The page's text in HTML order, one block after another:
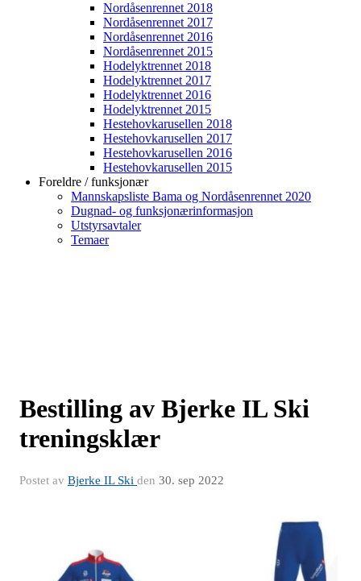
Nordåsenrennet 2018
Nordåsenrennet 2017
Nordåsenrennet 2016
Nordåsenrennet 2015
Hodelyktrennet 2018
Hodelyktrennet 2017
Hodelyktrennet 2016
Hodelyktrennet 2015
Hestehovkarusellen 2018
Hestehovkarusellen 2017
Hestehovkarusellen 2016
Hestehovkarusellen 2015
Foreldre / funksjonær
Mannskapsliste Bama og Nordåsenrennet 2020
Dugnad- og funksjonærinformasjon
Utstyrsavtaler
Temaer
Bestilling av Bjerke IL Ski
treningsklær
Postet av Bjerke IL Ski den 30. sep 2022